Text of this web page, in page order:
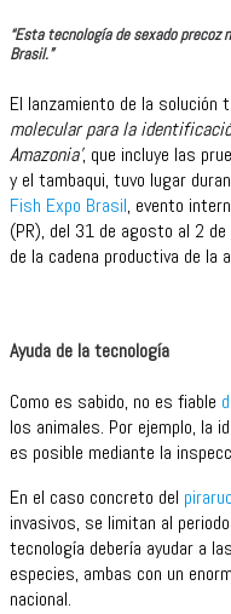
“Esta tecnología de sexado
Brasil.”
El lanzamiento de la solución
molecular para la
Amazonia’, que incluye las
y el tambaqui, tuvo lugar
Fish Expo Brasil, evento
(PR), del 31 de agosto al 2
de la cadena productiva de la
Ayuda de la tecnología
Como es sabido, no es fiable
los animales. Por ejemplo, la
es posible mediante la
En el caso concreto del
invasivos, se limitan al
tecnología debería ayudar a
especies, ambas con un
nacional.